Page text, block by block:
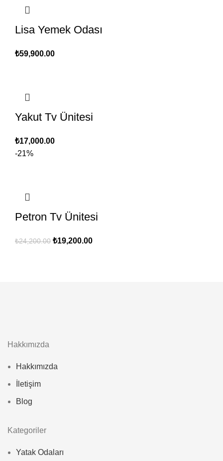
Lisa Yemek Odası
₺59,900.00
Yakut Tv Ünitesi
₺17,000.00
-21%
Petron Tv Ünitesi
₺24,200.00 Orijinal
₺19,200.00Şu
Hakkımızda
Hakkımızda
İletişim
Blog
Kategoriler
Yatak Odaları